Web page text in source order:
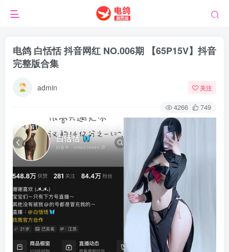
电鸽 白恬恬 抖音网红 NO.006期 【65P15V】抖音
完整版合集
admin 关注
4266 749